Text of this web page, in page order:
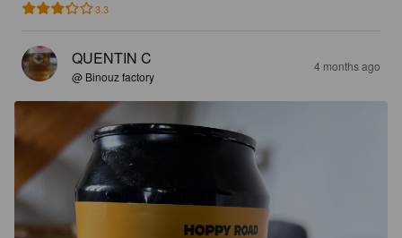
3.3
QUENTIN C
@ Binouz factory
4 months ago